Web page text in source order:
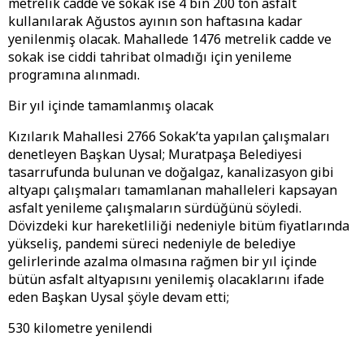
kullanılarak Ağustos ayının son haftasına kadar
yenilenmiş olacak. Mahallede 1476 metrelik cadde ve
sokak ise ciddi tahribat olmadığı için yenileme
programına alınmadı.
Bir yıl içinde tamamlanmış olacak
Kızılarık Mahallesi 2766 Sokak’ta yapılan çalışmaları
denetleyen Başkan Uysal; Muratpaşa Belediyesi
tasarrufunda bulunan ve doğalgaz, kanalizasyon gibi
altyapı çalışmaları tamamlanan mahalleleri kapsayan
asfalt yenileme çalışmaların sürdüğünü söyledi.
Dövizdeki kur hareketliliği nedeniyle bitüm fiyatlarında
yükseliş, pandemi süreci nedeniyle de belediye
gelirlerinde azalma olmasına rağmen bir yıl içinde
bütün asfalt altyapısını yenilemiş olacaklarını ifade
eden Başkan Uysal şöyle devam etti;
530 kilometre yenilendi